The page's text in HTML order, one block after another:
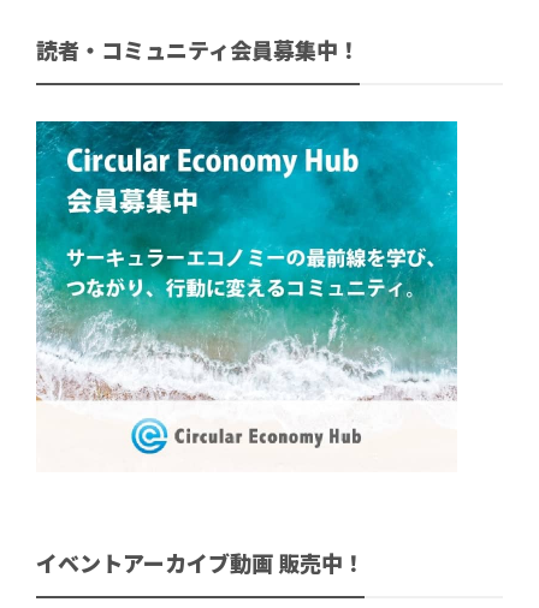
読者・コミュニティ会員募集中！
イベントアーカイブ動画 販売中！